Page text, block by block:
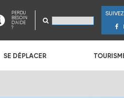
PERDU
BESOIN
D'AIDE
?
SE DÉPLACER